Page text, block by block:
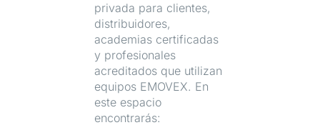
privada para clientes,
distribuidores,
academias certificadas
y profesionales
acreditados que utilizan
equipos EMOVEX. En
este espacio
encontrarás: